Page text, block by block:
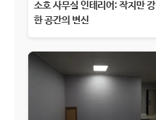
소호 사무실 인테리어: 작지만 강
한 공간의 변신